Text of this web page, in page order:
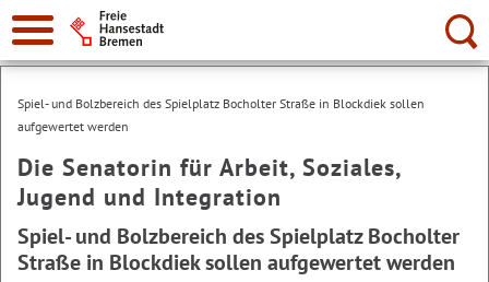
Suche:
Spiel- und Bolzbereich des Spielplatz Bocholter Straße in Blockdiek sollen
aufgewertet werden
Die Senatorin für Arbeit, Soziales,
Jugend und Integration
Spiel- und Bolzbereich des Spielplatz Bocholter
Straße in Blockdiek sollen aufgewertet werden